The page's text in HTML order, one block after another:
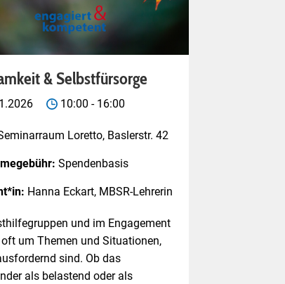
& Selbstfürsorge
10:00 - 16:00
Loretto, Baslerstr. 42
Spendenbasis
Hanna Eckart, MBSR-Lehrerin
und im Engagement
um Themen und Situationen,
sind. Ob das
als belastend oder als